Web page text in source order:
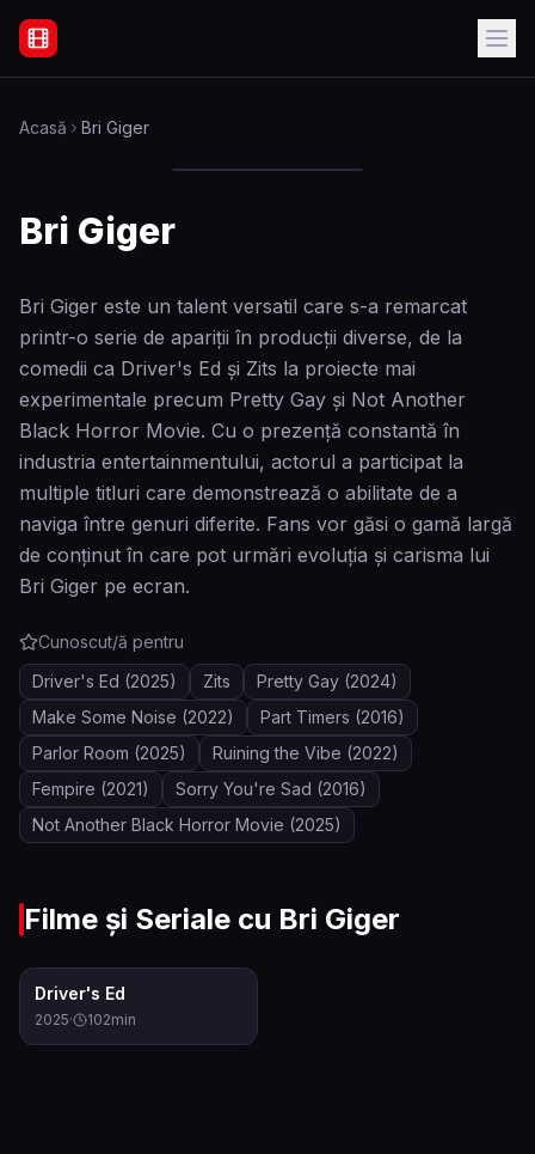
Filme Online Subtitrate - Acasă
Acasă Bri Giger
Bri Giger
Bri Giger este un talent versatil care s-a remarcat
printr-o serie de apariții în producții diverse, de la
comedii ca Driver's Ed și Zits la proiecte mai
experimentale precum Pretty Gay și Not Another
Black Horror Movie. Cu o prezență constantă în
industria entertainmentului, actorul a participat la
multiple titluri care demonstrează o abilitate de a
naviga între genuri diferite. Fans vor găsi o gamă largă
de conținut în care pot urmări evoluția și carisma lui
Bri Giger pe ecran.
Cunoscut/ă pentru
Driver's Ed (2025) Zits Pretty Gay (2024)
Make Some Noise (2022) Part Timers (2016)
Parlor Room (2025) Ruining the Vibe (2022)
Fempire (2021) Sorry You're Sad (2016)
Not Another Black Horror Movie (2025)
Filme și Seriale cu Bri Giger
Driver's Ed
2025· 102min